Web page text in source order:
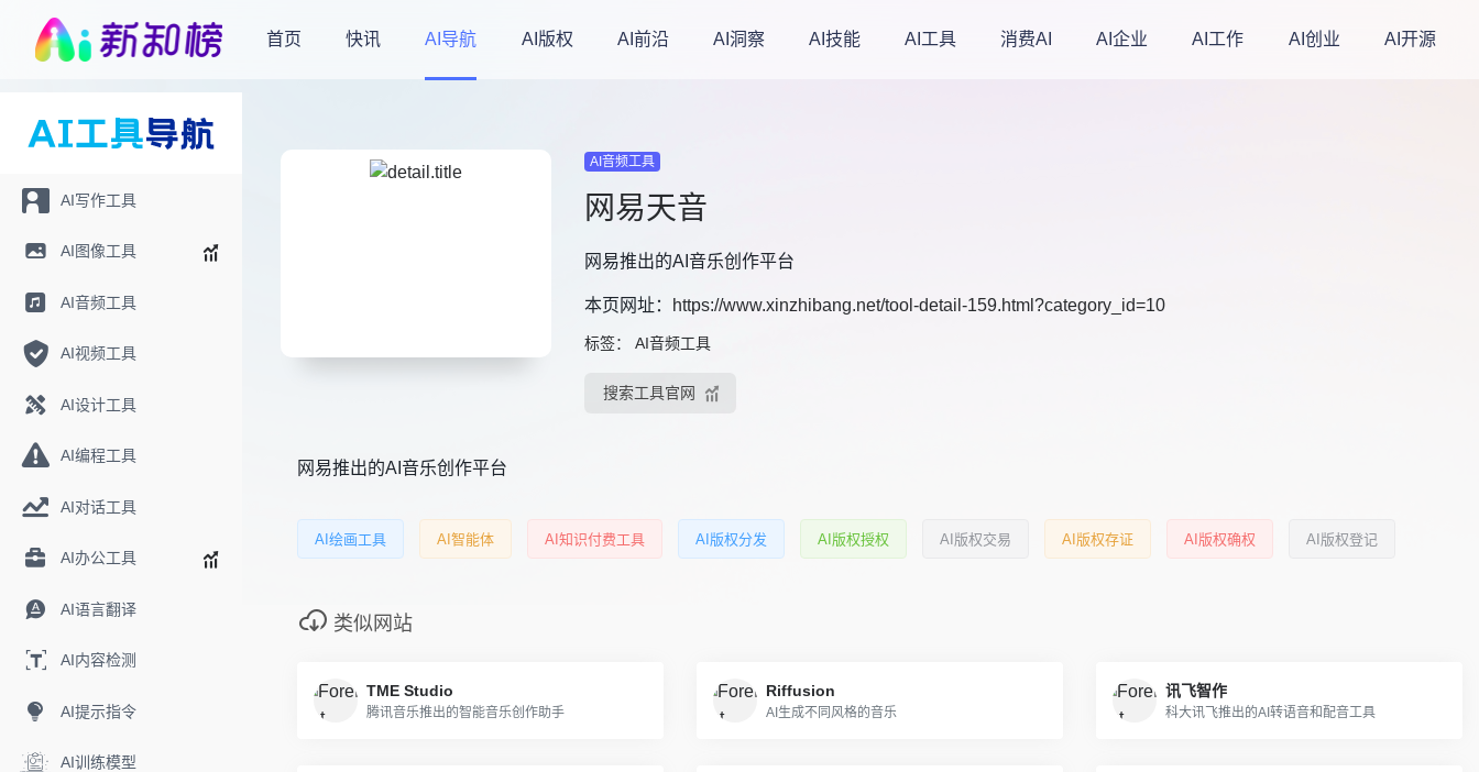
首页 快讯 AI导航 AI版权 AI前沿 AI洞察 AI技能 AI工具 消费AI AI企业 AI工作 AI创业 AI开源
AI写作工具
AI图像工具
AI音频工具
AI视频工具
AI设计工具
AI编程工具
AI对话工具
AI办公工具
AI语言翻译
AI内容检测
AI提示指令
AI训练模型
AI音频工具
网易天音
网易推出的AI音乐创作平台
本页网址： https://www.xinzhibang.net/tool-detail-159.html?category_id=10
标签： AI音频工具
搜索工具官网
网易推出的AI音乐创作平台
AI绘画工具 AI智能体 AI知识付费工具 AI版权分发 AI版权授权 AI版权交易 AI版权存证 AI版权确权 AI版权登记
类似网站
TME Studio
腾讯音乐推出的智能音乐创作助手
Riffusion
AI生成不同风格的音乐
讯飞智作
科大讯飞推出的AI转语音和配音工具